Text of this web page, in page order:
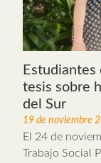
Estudiantes
tesis sobre
del Sur
19 de noviembre
El 24 de
Trabajo Social